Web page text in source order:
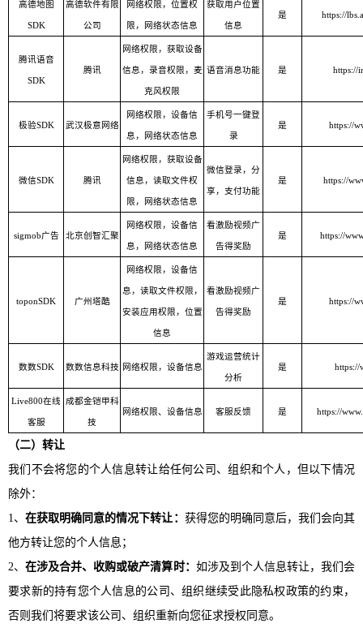
高德地图
SDK
高德软件有限
公司
网络权限，位置权
限，网络状态信息
获取用户位置
信息
是 https://
腾讯语音
SDK
腾讯
网络权限，获取设备
信息，录音权限，麦
克风权限
语音消息功能 是 https://
极验SDK 武汉极意网络
网络权限，设备信
息，网络状态信息
手机号一键登
录
是 https://
微信SDK 腾讯
网络权限，获取设备
信息，读取文件权
限，网络状态信息
微信登录，分
享，支付功能
是 https://
sigmob广告 北京创智汇聚
网络权限，设备信
息，网络状态信息
看激励视频广
告得奖励
是 https://
toponSDK 广州塔酷
网络权限，设备信
息，读取文件权限，
安装应用权限，位置
信息
看激励视频广
告得奖励
是 https://
数数SDK 数数信息科技 网络权限，设备信息
游戏运营统计
分析
是 https://
Live800在线
客服
成都金铠甲科
技
网络权限、设备信息 客服反馈 是 https://
（二）转让
我们不会将您的个人信息转让给任何公司、组织和个人，但以下情况
除外：
1、在获取明确同意的情况下转让： 获得您的明确同意后，我们会向其
他方转让您的个人信息；
2、在涉及合并、收购或破产清算时： 如涉及到个人信息转让，我们会
要求新的持有您个人信息的公司、组织继续受此隐私权政策的约束，
否则我们将要求该公司、组织重新向您征求授权同意。